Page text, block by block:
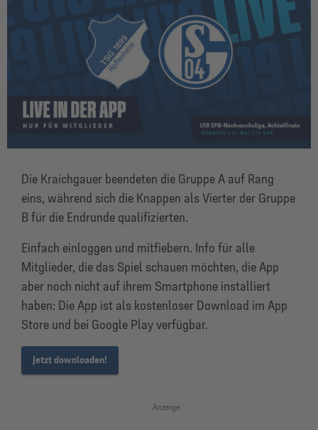
Die Kraichgauer beendeten die Gruppe A auf Rang
eins, während sich die Knappen als Vierter der Gruppe
B für die Endrunde qualifizierten.
Einfach einloggen und mitfiebern. Info für alle
Mitglieder, die das Spiel schauen möchten, die App
aber noch nicht auf ihrem Smartphone installiert
haben: Die App ist als kostenloser Download im App
Store und bei Google Play verfügbar.
Jetzt downloaden!
Anzeige